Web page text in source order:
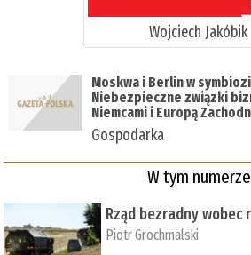
Wojciech Jakóbik
Moskwa i Berlin w
Niebezpieczne związki
Niemcami i Europą
Gospodarka
W tym numerze
Rząd bezradny
Piotr Grochmalski